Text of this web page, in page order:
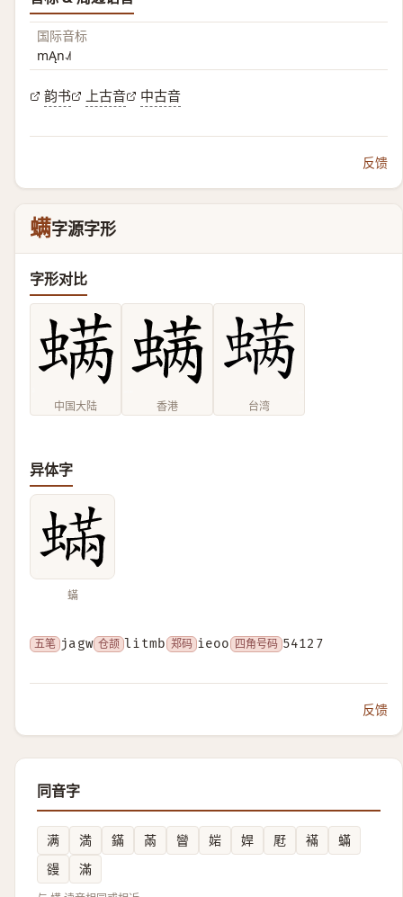
国际音标
mĄn˨˩˦
韵书 上古音 中古音
反馈
螨字源字形
字形对比
中国大陆 香港 台湾
异体字
蟎
五笔 jagw 仓颉 litmb 郑码 ieoo 四角号码 54127
反馈
同音字
满 満 鏋 㒼 矕 㛧 娨 屘 襔
蟎
䜱
滿